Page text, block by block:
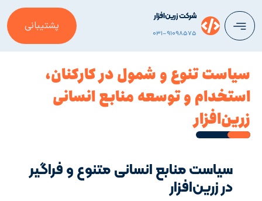
شرکت زرین‌افزار
031-91098575
پشتیبانی
سیاست تنوع و شمول در کارکنان،
استخدام و توسعه منابع انسانی
زرین‌افزار
سیاست منابع انسانی متنوع و فراگیر
در زرین‌افزار